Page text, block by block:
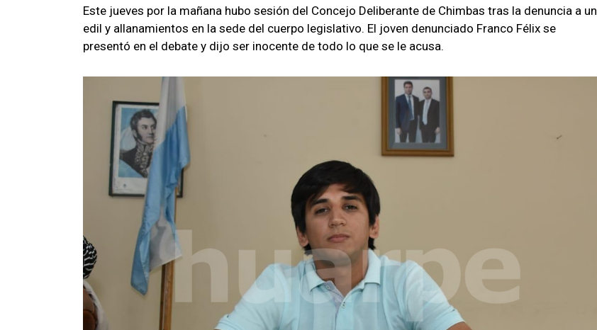
Este jueves por la mañana hubo sesión del Concejo Deliberante de Chimbas tras la denuncia a un
edil y allanamientos en la sede del cuerpo legislativo. El joven denunciado Franco Félix se
presentó en el debate y dijo ser inocente de todo lo que se le acusa.